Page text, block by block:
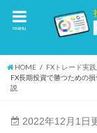
menu
HOME
FXトレード実
FX長期投資で勝つための
説
2022年12月1日